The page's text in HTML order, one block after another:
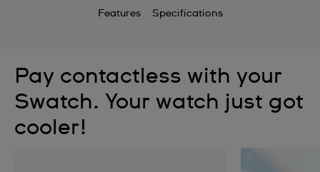
Features Specifications
Pay contactless with your
Swatch. Your watch just got
cooler!